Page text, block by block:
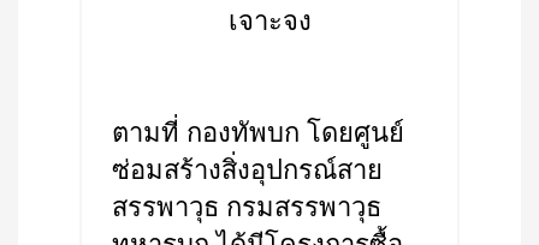
เจาะจง
ตามที่ กองทัพบก โดยศูนย์
ซ่อมสร้างสิ่งอุปกรณ์สาย
สรรพาวุธ กรมสรรพาวุธ